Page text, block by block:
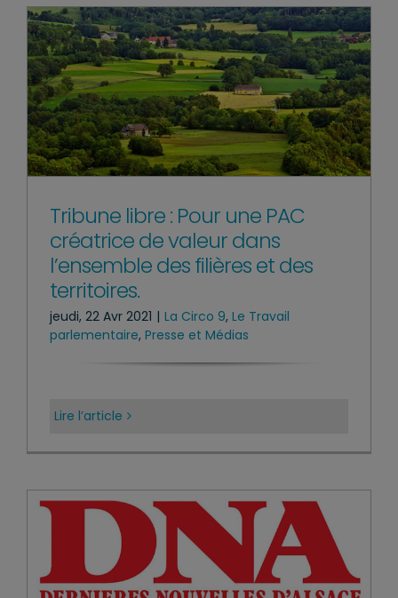
Tribune libre : Pour une PAC
créatrice de valeur dans
l’ensemble des filières et des
territoires.
jeudi, 22 Avr 2021 | La Circo 9, Le Travail
parlementaire, Presse et Médias
Lire l’article